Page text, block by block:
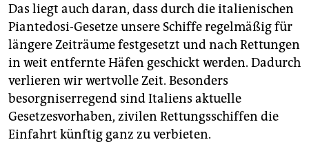
Das liegt auch daran, dass durch die italienischen
Piantedosi-Gesetze unsere Schiffe regelmäßig für
längere Zeiträume festgesetzt und nach Rettungen
in weit entfernte Häfen geschickt werden. Dadurch
verlieren wir wertvolle Zeit. Besonders
besorgniserregend sind Italiens aktuelle
Gesetzesvorhaben, zivilen Rettungsschiffen die
Einfahrt künftig ganz zu verbieten.